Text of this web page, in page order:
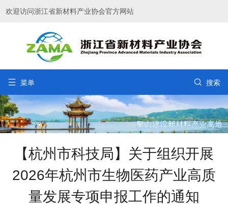
欢迎访问浙江省新材料产业协会官方网站
 菜单  搜索
【杭州市科技局】关于组织开展
2026年杭州市生物医药产业高质
量发展专项申报工作的通知